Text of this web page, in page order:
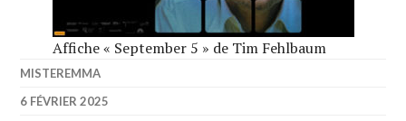
Affiche « September 5 » de Tim Fehlbaum
MISTEREMMA
6 FÉVRIER 2025